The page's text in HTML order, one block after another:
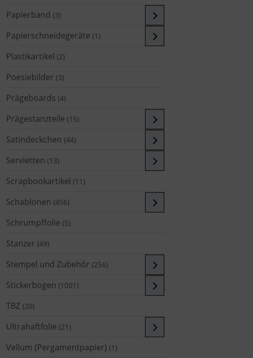
Papierband (3)
Papierschneidegeräte (1)
Plastikartikel (2)
Poesiebilder (3)
Prägeboards (4)
Prägestanzteile (15)
Satindeckchen (44)
Servietten (13)
Scrapbookartikel (11)
Schablonen (456)
Schrumpffolie (5)
Stanzer (49)
Stempel und Zubehör (256)
Stickerbogen (1001)
TBZ (20)
Ultrahaftfolie (21)
Vellum (Pergamentpapier) (1)